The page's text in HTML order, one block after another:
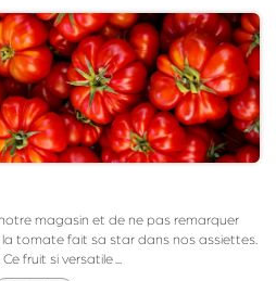
magasin et de ne pas remarquer
la tomate fait sa star dans nos assiettes.
fruit si versatile ...